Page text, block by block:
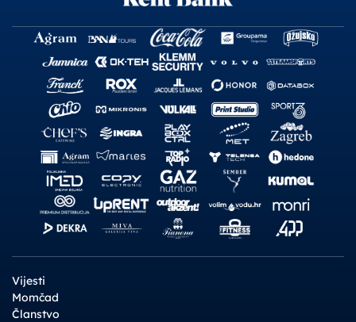
Vijesti
Momčad
Članstvo